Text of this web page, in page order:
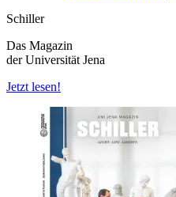
Schiller
Das Magazin
der Universität Jena
Jetzt lesen!